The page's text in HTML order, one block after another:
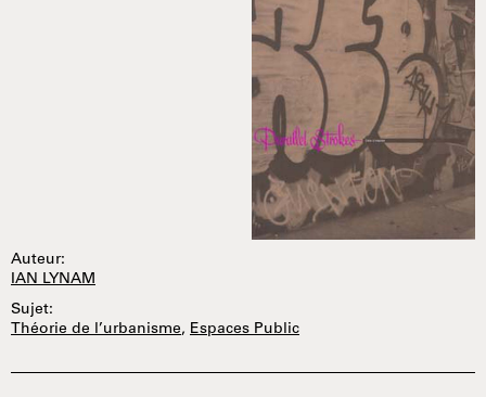
Auteur:
IAN LYNAM
Sujet:
Théorie de l’urbanisme, Espaces Public